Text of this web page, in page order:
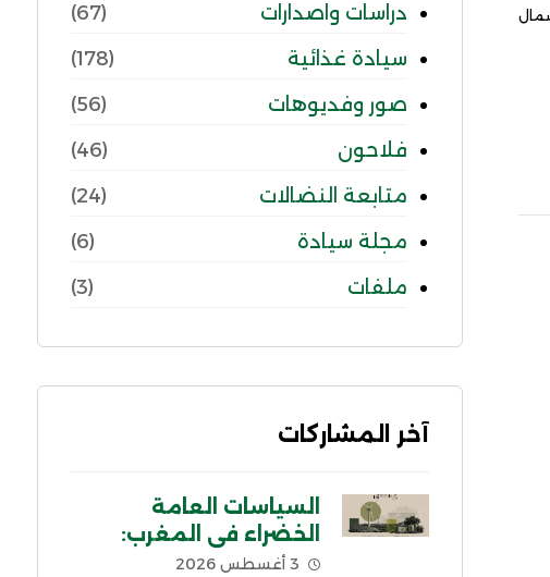
دراسات واصدارات
(67)
سيادة غذائية
(178)
صور وفديوهات
(56)
فلاحون
(46)
متابعة النضالات
(24)
مجلة سيادة
(6)
ملفات
(3)
آخر المشاركات
السياسات العامة
الخضراء في المغرب:
السياق والمحاور الرئيسية
3 أغسطس 2026